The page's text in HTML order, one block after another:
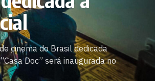
cinema do Brasil dedicada
Doc” será inaugurada no